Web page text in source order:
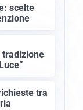
scelte
tradizione
tra